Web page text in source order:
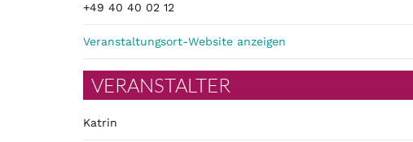
+49 40 40 02 12
Veranstaltungsort-Website anzeigen
VERANSTALTER
Katrin